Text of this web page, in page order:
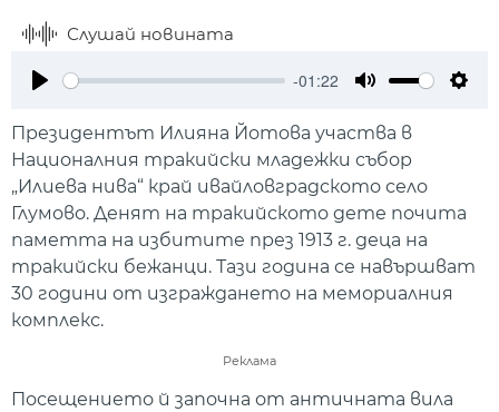
Слушай новината
-01:22
Президентът Илияна Йотова участва в
Националния тракийски младежки събор
„Илиева нива“ край ивайловградското село
Глумово. Денят на тракийското дете почита
паметта на избитите през 1913 г. деца на
тракийски бежанци. Тази година се навършват
30 години от изграждането на мемориалния
комплекс.
Реклама
Посещението й започна от античната вила